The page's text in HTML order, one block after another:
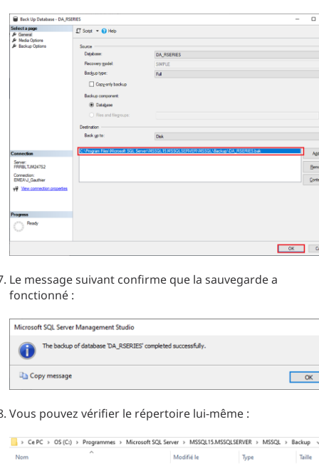
Le message suivant confirme que la sauvegarde a
fonctionné :
Vous pouvez vérifier le répertoire lui-même :